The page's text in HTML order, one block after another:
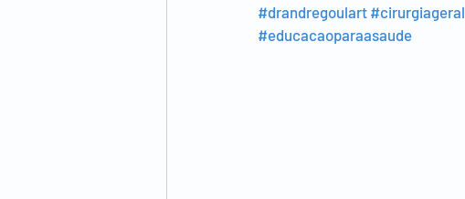
#drandregoulart #cirurgiageral
#educacaoparaasaude